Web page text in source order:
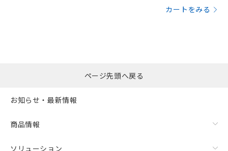
カートをみる
ページ先頭へ戻る
お知らせ・最新情報
商品情報
ソリューション